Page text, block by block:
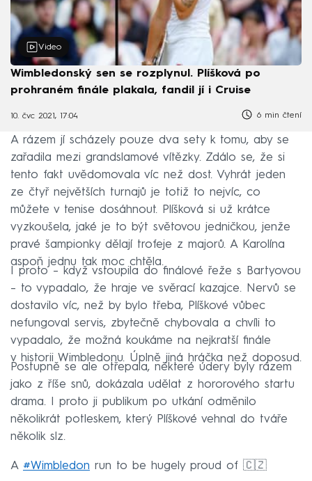
Video
Wimbledonský sen se rozplynul. Plíšková po
prohraném finále plakala, fandil jí i Cruise
10. čvc 2021, 17:04 6 min čtení
A rázem jí scházely pouze dva sety k tomu, aby se
zařadila mezi grandslamové vítězky. Zdálo se, že si
tento fakt uvědomovala víc než dost. Vyhrát jeden
ze čtyř největších turnajů je totiž to nejvíc, co
můžete v tenise dosáhnout. Plíšková si už krátce
vyzkoušela, jaké je to být světovou jedničkou, jenže
pravé šampionky dělají trofeje z majorů. A Karolína
aspoň jednu tak moc chtěla.
I proto – když vstoupila do finálové řeže s Bartyovou
– to vypadalo, že hraje ve svěrací kazajce. Nervů se
dostavilo víc, než by bylo třeba, Plíškové vůbec
nefungoval servis, zbytečně chybovala a chvíli to
vypadalo, že možná koukáme na nejkratší finále
v historii Wimbledonu. Úplně jiná hráčka než doposud.
Postupně se ale otřepala, některé údery byly rázem
jako z říše snů, dokázala udělat z hororového startu
drama. I proto ji publikum po utkání odměnilo
několikrát potleskem, který Plíškové vehnal do tváře
několik slz.
A #Wimbledon run to be hugely proud of 🇨🇿